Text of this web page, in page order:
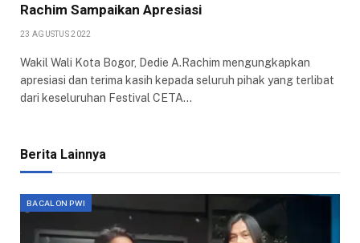
Rachim Sampaikan Apresiasi
23 AGUSTUS 2022
Wakil Wali Kota Bogor, Dedie A.Rachim mengungkapkan
apresiasi dan terima kasih kepada seluruh pihak yang terlibat
dari keseluruhan Festival CETA…
Berita Lainnya
BACALON PWI